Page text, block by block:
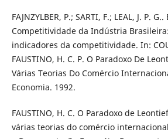
FAJNZYLBER, P.; SARTI, F.; LEAL, J. P.
Competitividade da Indústria
indicadores da competitividade. In:
FAUSTINO, H. C. P. O Paradoxo De
Várias Teorias Do Comércio
Economia. 1992.
FAUSTINO, H. C. O Paradoxo de
várias teorias do comércio